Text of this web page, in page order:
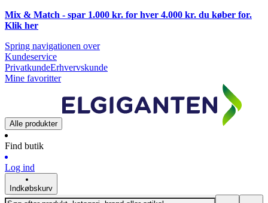
Mix & Match - spar 1.000 kr. for hver 4.000 kr. du køber for.
Klik her
Spring navigationen over
Kundeservice
PrivatkundeErhvervskunde
Mine favoritter
Alle produkter
Find butik
Log ind
Indkøbskurv